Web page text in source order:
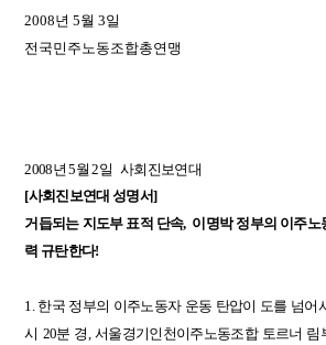
2008년 5월 3일
전국민주노동조합총연맹
2008년 5월 2일 사회진보연대
[사회진보연대 성명서]
거듭되는 지도부 표적 단속, 이명박 정부의 이주노
력 규탄한다!
1. 한국 정부의 이주노동자 운동 탄압이 도를 넘어
시 20분 경 서울경기인천이주노동조합 토르너 림